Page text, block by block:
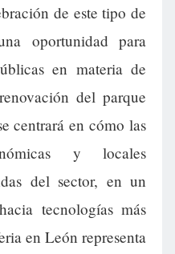
de este tipo de
oportunidad para
en materia de
del parque
centrará en cómo las
y locales
del sector, en un
tecnologías más
en León representa